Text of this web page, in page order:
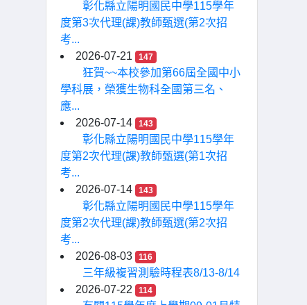
彰化縣立陽明國民中學115學年
度第3次代理(課)教師甄選(第2次招
考...
2026-07-21
147
狂賀~~本校參加第66屆全國中小
學科展，榮獲生物科全國第三名、
應...
2026-07-14
143
彰化縣立陽明國民中學115學年
度第2次代理(課)教師甄選(第1次招
考...
2026-07-14
143
彰化縣立陽明國民中學115學年
度第2次代理(課)教師甄選(第2次招
考...
2026-08-03
116
三年級複習測驗時程表8/13-8/14
2026-07-22
114